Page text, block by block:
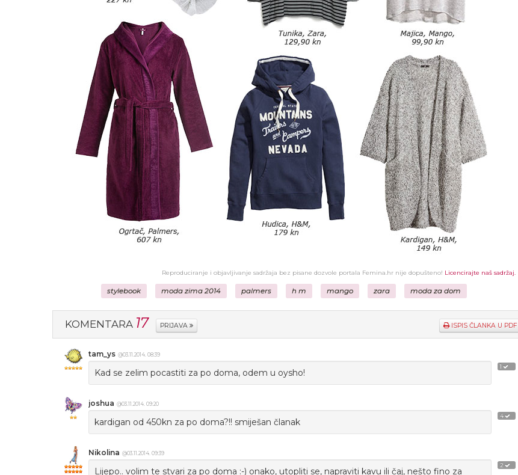
Reproduciranje i objavljivanje sadržaja bez pisane dozvole portala Femina.hr nije dopušteno! Licencirajte naš sadržaj.
stylebook moda zima 2014 palmers h m mango zara moda za dom
KOMENTARA 17 PRIJAVA ISPIS ČLANKA U PDF
1
tam_ys @03.11.2014. 08:39
Kad se zelim pocastiti za po doma, odem u oysho!
4
joshua @03.11.2014. 09:20
kardigan od 450kn za po doma?!! smiješan članak
2
Nikolina @03.11.2014. 09:39
Lijepo.. volim te stvari za po doma :-) onako, utopliti se, napraviti kavu ili čaj, nešto fino za